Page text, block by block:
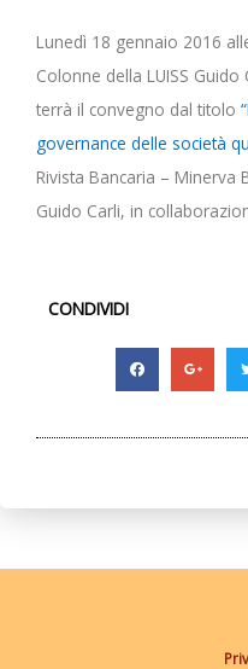
Lunedì 18 gennaio 2016
Colonne della LUISS
terrà il convegno dal titolo
governance delle società
Rivista Bancaria – Minerva
Guido Carli, in
CONDIVIDI